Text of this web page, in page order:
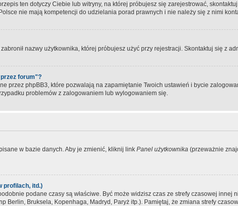
ten dotyczy Ciebie lub witryny, na której próbujesz się zarejestrować,
nie mają kompetencji do udzielania porad prawnych i nie należy się z nimi
nazwy użytkownika, której próbujesz użyć przy rejestracji. Skontaktuj się z
forum"?
przez phpBB3, które pozwalają na zapamiętanie Twoich ustawień i bycie
problemów z zalogowaniem lub wylogowaniem się.
w bazie danych. Aby je zmienić, kliknij link Panel użytkownika (przeważnie
profilach, itd.)
podane czasy są właściwe. Być może widzisz czas ze strefy czasowej
Berlin, Bruksela, Kopenhaga, Madryd, Paryż itp.). Pamiętaj, że zmiana strefy